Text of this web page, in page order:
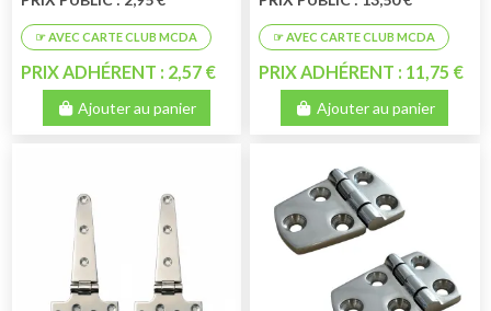
PRIX ADHÉRENT : 2,57 €
Ajouter au panier
PRIX ADHÉRENT : 11,75 €
Ajouter au panier